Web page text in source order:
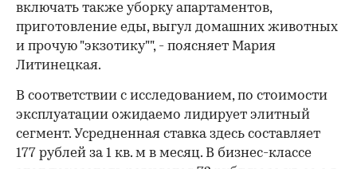
включать также уборку апартаментов,
приготовление еды, выгул домашних животных
и прочую "экзотику"", - поясняет Мария
Литинецкая.
В соответствии с исследованием, по стоимости
эксплуатации ожидаемо лидирует элитный
сегмент. Усредненная ставка здесь составляет
177 рублей за 1 кв. м в месяц. В бизнес-классе